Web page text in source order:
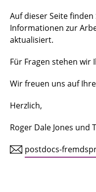
Auf dieser Seite
Informationen zur
aktualisiert.
Für Fragen stehen wir
Wir freuen uns auf
Herzlich,
Roger Dale Jones und
postdocs-